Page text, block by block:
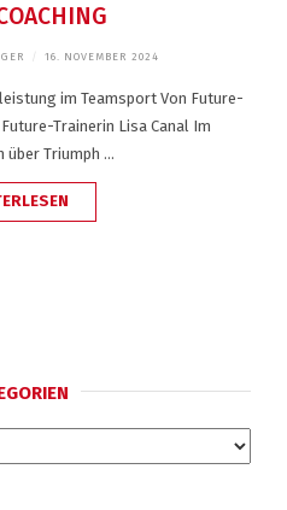
16. NOVEMBER 2024
im Teamsport Von Future-
Trainerin Lisa Canal Im
über Triumph …
„SPORTCOACHING“